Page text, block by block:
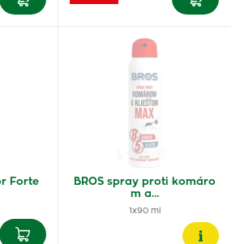
Forte
BROS spray proti komáro
m a…
1x90 ml